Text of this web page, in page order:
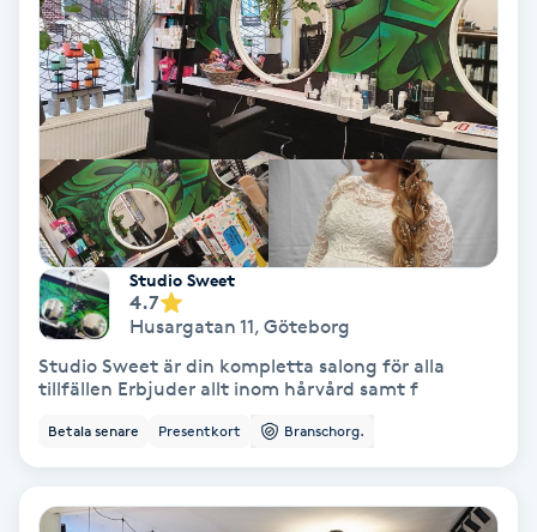
Permanent
Permanent hårborttagning
Permanent ögonbrynsmakeup
Personal shopper
Personlig tränare
Picolaser
Pigmentbehandling
Studio Sweet
4.7
Husargatan 11, Göteborg
Studio Sweet är din kompletta salong för alla
tillfällen Erbjuder allt inom hårvård samt f
Betala senare Presentkort Branschorg.